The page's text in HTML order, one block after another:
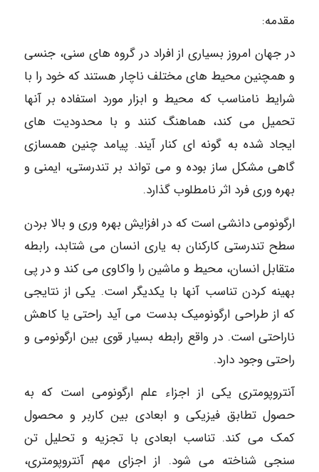
مقدمه:
در جهان امروز بسیاری از افراد در گروه های سنی، جنسی
و همچنین محیط های مختلف ناچار هستند که خود را با
شرایط نامناسب که محیط و ابزار مورد استفاده بر آنها
تحمیل می کند، هماهنگ کنند و با محدودیت های
ایجاد شده به گونه ای کنار آیند. پیامد چنین همسازی
گاهی مشکل ساز بوده و می تواند بر تندرستی، ایمنی و
بهره وری فرد اثر نامطلوب گذارد.
ارگونومی دانشی است که در افزایش بهره وری و بالا بردن
سطح تندرستی کارکنان به یاری انسان می شتابد، رابطه
متقابل انسان، محیط و ماشین را واکاوی می کند و در پی
بهینه کردن تناسب آنها با یکدیگر است. یکی از نتایجی
که از طراحی ارگونومیک بدست می آید راحتی یا کاهش
ناراحتی است. در واقع رابطه بسیار قوی بین ارگونومی و
راحتی وجود دارد.
آنتروپومتری یکی از اجزاء علم ارگونومی است که به
حصول تطابق فیزیکی و ابعادی بین کاربر و محصول
کمک می کند. تناسب ابعادی با تجزیه و تحلیل تن
سنجی شناخته می شود. از اجزای مهم آنتروپومتری،